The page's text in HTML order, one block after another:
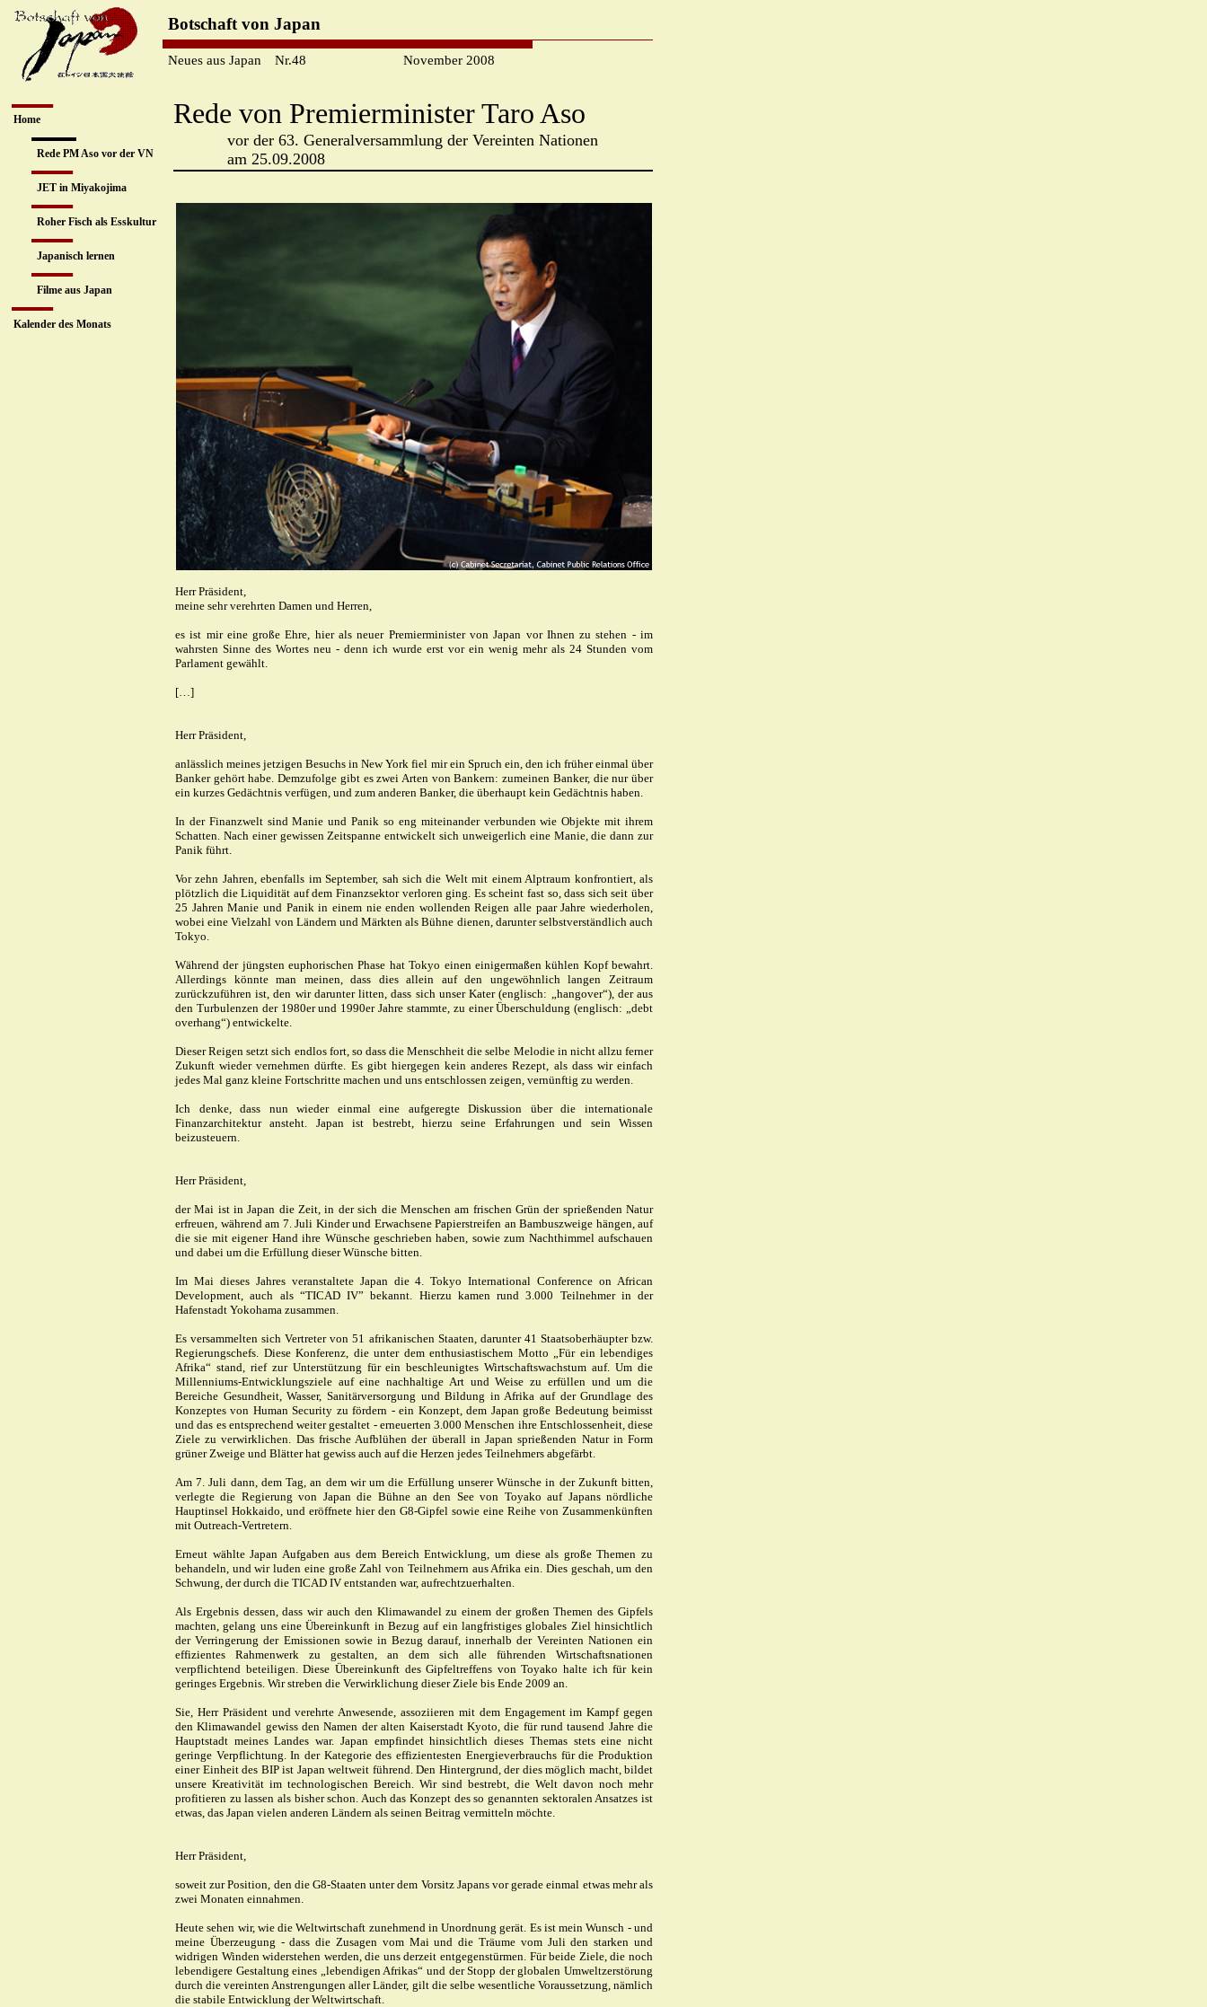
Botschaft von Japan
Neues aus Japan Nr.48 November 2008
Home
Rede PM Aso vor der VN
JET in Miyakojima
Roher Fisch als Esskultur
Japanisch lernen
Filme aus Japan
Kalender des Monats
Rede von Premierminister Taro Aso
vor der 63. Generalversammlung der Vereinten Nationen
am 25.09.2008
Herr Präsident,
meine sehr verehrten Damen und Herren,
es ist mir eine große Ehre, hier als neuer Premierminister von Japan vor Ihnen zu stehen - im
wahrsten Sinne des Wortes neu - denn ich wurde erst vorein wenig mehr als 24 Stunden vom
Parlament gewählt.
[…]
Herr Präsident,
anlässlich meines jetzigen Besuchs in New York fiel mir ein Spruch ein, den ich früher einmal über
Banker gehört habe. Demzufolge gibt es zwei Arten von Bankern:zumeinen Banker, die nur über
ein kurzes Gedächtnis verfügen, und zum anderen Banker, die überhaupt kein Gedächtnis haben.
In der Finanzwelt sind Manie und Panik so eng miteinander verbunden wie Objekte mit ihrem
Schatten. Nach einer gewissen Zeitspanne entwickelt sich unweigerlich eine Manie, die dann zur
Panik führt.
Vor zehn Jahren, ebenfalls im September, sah sich die Welt mit einem Alptraum konfrontiert, als
plötzlich die Liquidität auf dem Finanzsektor verloren ging. Es scheint fast so, dass sich seit über
25 Jahren Manie und Panik in einem nie enden wollenden Reigen alle paar Jahre wiederholen,
wobei eine Vielzahl von Ländern und Märkten als Bühne dienen, darunter selbstverständlich auch
Tokyo.
Während der jüngsten euphorischen Phase hat Tokyo einen einigermaßen kühlen Kopf bewahrt.
Allerdings könnte man meinen, dass dies allein auf den ungewöhnlich langen Zeitraum
zurückzuführen ist, den wir darunter litten, dass sich unser Kater (englisch: „hangover“), der aus
den Turbulenzen der 1980er und 1990er Jahre stammte, zu einer Überschuldung (englisch: „debt
overhang“) entwickelte.
Dieser Reigen setzt sich endlos fort, so dass die Menschheit die selbe Melodie in nicht allzu ferner
Zukunft wieder vernehmen dürfte. Es gibt hiergegen kein anderes Rezept, als dass wir einfach
jedes Mal ganz kleine Fortschritte machen und uns entschlossen zeigen, vernünftig zu werden.
Ich denke, dass nun wieder einmal eine aufgeregte Diskussion über die internationale
Finanzarchitektur ansteht. Japan ist bestrebt, hierzu seine Erfahrungen und sein Wissen
beizusteuern.
Herr Präsident,
der Mai ist in Japan die Zeit, in der sich die Menschen am frischen Grün der sprießenden Natur
erfreuen, während am 7. Juli Kinder und Erwachsene Papierstreifen an Bambuszweige hängen, auf
die sie mit eigener Hand ihre Wünsche geschrieben haben, sowie zum Nachthimmel aufschauen
und dabei um die Erfüllung dieser Wünsche bitten.
Im Mai dieses Jahres veranstaltete Japan die 4. Tokyo International Conference on African
Development, auch als “TICAD IV” bekannt. Hierzu kamen rund 3.000 Teilnehmer in der
Hafenstadt Yokohama zusammen.
Es versammelten sich Vertreter von 51 afrikanischen Staaten, darunter 41 Staatsoberhäupter bzw.
Regierungschefs. Diese Konferenz, die unter dem enthusiastischem Motto „Für ein lebendiges
Afrika“ stand, rief zur Unterstützung für ein beschleunigtes Wirtschaftswachstum auf. Um die
Millenniums-Entwicklungsziele auf eine nachhaltige Art und Weise zu erfüllen und um die
Bereiche Gesundheit, Wasser, Sanitärversorgung und Bildung in Afrika auf der Grundlage des
Konzeptes von Human Security zu fördern - ein Konzept, dem Japan große Bedeutung beimisst
und das es entsprechend weiter gestaltet - erneuerten 3.000 Menschen ihre Entschlossenheit, diese
Ziele zu verwirklichen. Das frische Aufblühen der überall in Japan sprießenden Natur in Form
grüner Zweige und Blätter hat gewiss auch auf die Herzen jedes Teilnehmers abgefärbt.
Am 7. Juli dann, dem Tag, an dem wir um die Erfüllung unserer Wünsche in der Zukunft bitten,
verlegte die Regierung von Japan die Bühne an den See von Toyako auf Japans nördliche
Hauptinsel Hokkaido, und eröffnete hier den G8-Gipfel sowie eine Reihe von Zusammenkünften
mit Outreach-Vertretern.
Erneut wählte Japan Aufgaben aus dem Bereich Entwicklung, um diese als große Themen zu
behandeln, und wir luden eine große Zahl von Teilnehmern aus Afrika ein. Dies geschah, um den
Schwung, der durch die TICAD IV entstanden war, aufrechtzuerhalten.
Als Ergebnis dessen, dass wir auch den Klimawandel zu einem der großen Themen des Gipfels
machten, gelang uns eine Übereinkunft in Bezug auf ein langfristiges globales Ziel hinsichtlich
der Verringerung der Emissionen sowie in Bezug darauf, innerhalb der Vereinten Nationen ein
effizientes Rahmenwerk zu gestalten, an dem sich alle führenden Wirtschaftsnationen
verpflichtend beteiligen. Diese Übereinkunft des Gipfeltreffens von Toyako halte ich für kein
geringes Ergebnis. Wir streben die Verwirklichung dieser Ziele bis Ende 2009 an.
Sie, Herr Präsident und verehrte Anwesende, assoziieren mit dem Engagement im Kampf gegen
den Klimawandel gewiss den Namen der alten Kaiserstadt Kyoto, die für rund tausend Jahre die
Hauptstadt meines Landes war. Japan empfindet hinsichtlich dieses Themas stets eine nicht
geringe Verpflichtung. In der Kategorie des effizientesten Energieverbrauchs für die Produktion
einer Einheit des BIP ist Japan weltweit führend. Den Hintergrund, der dies möglich macht, bildet
unsere Kreativität im technologischen Bereich. Wir sind bestrebt, die Welt davon noch mehr
profitieren zu lassen als bisher schon. Auch das Konzept des so genannten sektoralen Ansatzes ist
etwas, das Japan vielen anderen Ländern als seinen Beitrag vermitteln möchte.
Herr Präsident,
soweit zur Position, den die G8-Staaten unter dem Vorsitz Japans vor gerade einmal etwas mehr als
zwei Monaten einnahmen.
Heute sehen wir, wie die Weltwirtschaft zunehmend in Unordnung gerät. Es ist mein Wunsch - und
meine Überzeugung - dass die Zusagen vom Mai und die Träume vom Juli den starken und
widrigen Winden widerstehen werden, die uns derzeit entgegenstürmen. Für beide Ziele, die noch
lebendigere Gestaltung eines „lebendigen Afrikas“ und der Stopp der globalen Umweltzerstörung
durch die vereinten Anstrengungen aller Länder, gilt die selbe wesentliche Voraussetzung, nämlich
die stabile Entwicklung der Weltwirtschaft.